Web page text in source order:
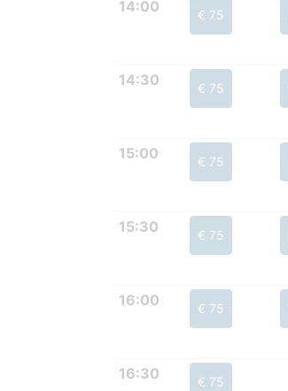
14:00 € 75
14:30 € 75
15:00 € 75
15:30 € 75
16:00 € 75
16:30 € 75